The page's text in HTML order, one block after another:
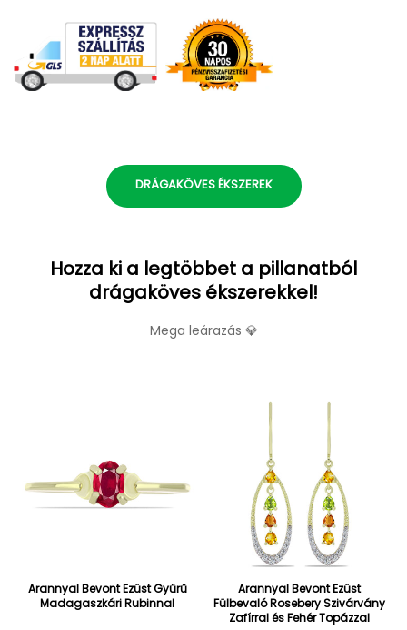
DRÁGAKÖVES ÉKSZEREK
Hozza ki a legtöbbet a pillanatból
drágaköves ékszerekkel!
Mega leárazás 💎
Arannyal Bevont Ezüst Gyűrű
Madagaszkári Rubinnal
Arannyal Bevont Ezüst
Fülbevaló Rosebery Szivárvány
Zafírral és Fehér Topázzal